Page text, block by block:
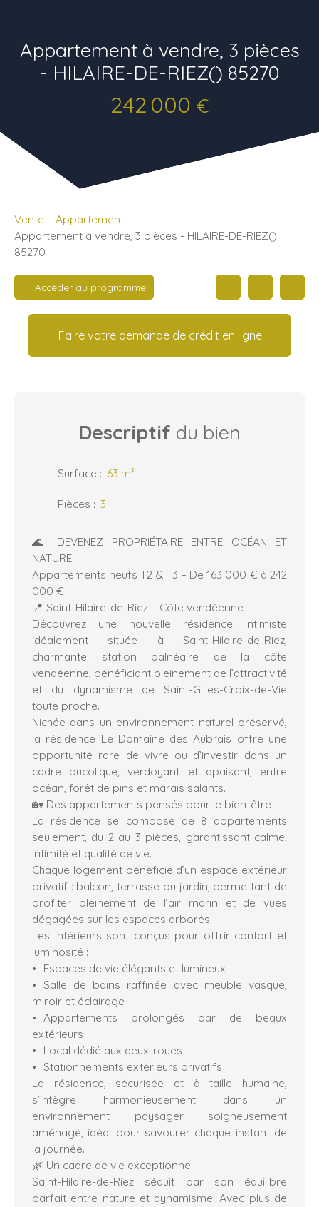
Appartement à vendre, 3 pièces
- HILAIRE-DE-RIEZ() 85270
242 000 €
Vente
Appartement
Appartement à vendre, 3 pièces - HILAIRE-DE-RIEZ()
85270
Accéder au programme
Faire votre demande de crédit en ligne
Descriptif du bien
Surface : 63 m²
Pièces : 3
🌊 DEVENEZ PROPRIÉTAIRE ENTRE OCÉAN ET
NATURE
Appartements neufs T2 & T3 – De 163 000 € à 242
000 €
📍 Saint-Hilaire-de-Riez – Côte vendéenne
Découvrez une nouvelle résidence intimiste
idéalement située à Saint-Hilaire-de-Riez,
charmante station balnéaire de la côte
vendéenne, bénéficiant pleinement de l’attractivité
et du dynamisme de Saint-Gilles-Croix-de-Vie
toute proche.
Nichée dans un environnement naturel préservé,
la résidence Le Domaine des Aubrais offre une
opportunité rare de vivre ou d’investir dans un
cadre bucolique, verdoyant et apaisant, entre
océan, forêt de pins et marais salants.
🏡 Des appartements pensés pour le bien-être
La résidence se compose de 8 appartements
seulement, du 2 au 3 pièces, garantissant calme,
intimité et qualité de vie.
Chaque logement bénéficie d’un espace extérieur
privatif : balcon, terrasse ou jardin, permettant de
profiter pleinement de l’air marin et de vues
dégagées sur les espaces arborés.
Les intérieurs sont conçus pour offrir confort et
luminosité :
Espaces de vie élégants et lumineux
Salle de bains raffinée avec meuble vasque,
miroir et éclairage
Appartements prolongés par de beaux
extérieurs
Local dédié aux deux-roues
Stationnements extérieurs privatifs
La résidence, sécurisée et à taille humaine,
s’intègre harmonieusement dans un
environnement paysager soigneusement
aménagé, idéal pour savourer chaque instant de
la journée.
🌿 Un cadre de vie exceptionnel
Saint-Hilaire-de-Riez séduit par son équilibre
parfait entre nature et dynamisme. Avec plus de